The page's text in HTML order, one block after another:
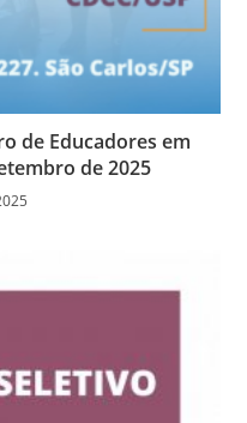
de Educadores em
de 2025